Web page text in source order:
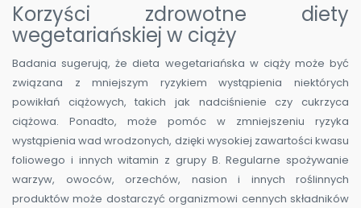
Korzyści zdrowotne diety
wegetariańskiej w ciąży
Badania sugerują, że dieta wegetariańska w ciąży może być
związana z mniejszym ryzykiem wystąpienia niektórych
powikłań ciążowych, takich jak nadciśnienie czy cukrzyca
ciążowa. Ponadto, może pomóc w zmniejszeniu ryzyka
wystąpienia wad wrodzonych, dzięki wysokiej zawartości kwasu
foliowego i innych witamin z grupy B. Regularne spożywanie
warzyw, owoców, orzechów, nasion i innych roślinnych
produktów może dostarczyć organizmowi cennych składników